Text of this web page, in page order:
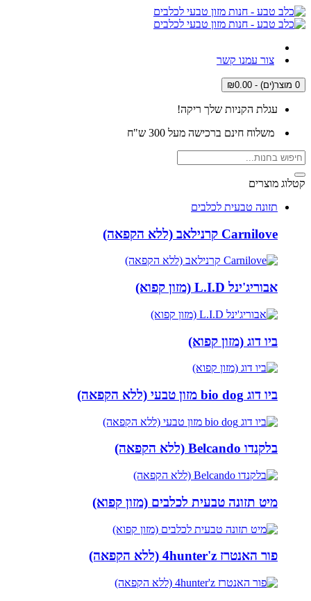
צור עמנו קשר
0 מוצר(ים) - ₪0.00
עגלת הקניות שלך ריקה!
משלוח חינם ברכישה מעל 300 ש"ח
קטלוג מוצרים
תזונה טבעית לכלבים
Carnilove קרנילאב (ללא הקפאה)
אבוריג'ינל L.I.D (מזון קפוא)
ביו דוג (מזון קפוא)
ביו דוג bio dog מזון טבעי (ללא הקפאה)
בלקנדו Belcando (ללא הקפאה)
מיט תזונה טבעית לכלבים (מזון קפוא)
פור האנטרז 4hunter'z (ללא הקפאה)